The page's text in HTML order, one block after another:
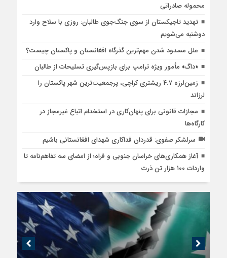
محموله صادراتی
تهدید تاجیکستان از سوی جنگ‌جوی طالبان: روزی با سلاح وارد
دوشنبه می‌شویم
علل مسدود شدن مهم‌ترین گذرگاه افغانستان و پاکستان چیست؟
«داگ» مأمور ویژه ترامپ برای بازپس‌گیری تسلیحات از طالبان
زمین‌لرزه ۴.۷ ریشتری کراچی، پرجمعیت‌ترین شهر پاکستان را
لرزاند
مجازات قانونی برای پنهان‌کاری در استخدام اتباع غیرمجاز در
کارگاه‌ها
سرلشکر صفوی: قدردان فداکاری شهدای افغانستانی باشیم
آغاز همکاری‌های خراسان جنوبی و فراه؛ از امضای سه تفاهم‌نامه تا
واردات ۱۰۰ هزار تن ذرت